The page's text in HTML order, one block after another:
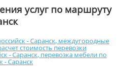
услуг по маршруту
- Саранск, междугородные
стоимость перевозки
- Саранск, перевозка мебели по
- Саранск